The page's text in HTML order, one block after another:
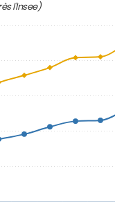
l'Insee)